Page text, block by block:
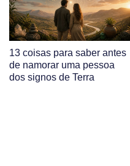
13 coisas para saber antes
de namorar uma pessoa
dos signos de Terra